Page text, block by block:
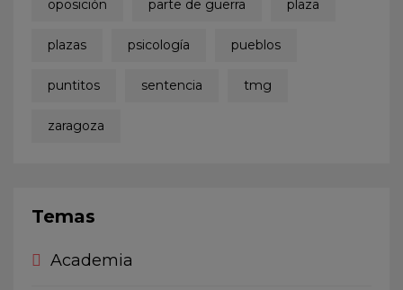
oposición parte de guerra plaza
plazas psicología pueblos
puntitos sentencia tmg
zaragoza
Temas
Academia